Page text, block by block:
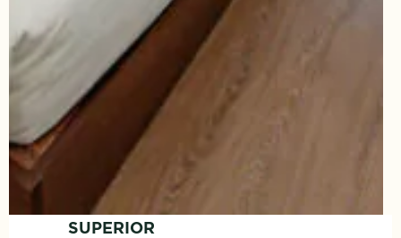
SUPERIOR